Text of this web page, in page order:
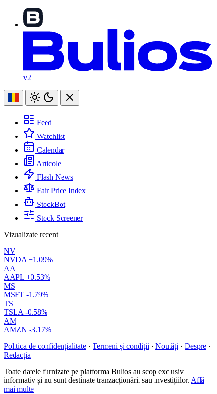
v2
Feed
Watchlist
Calendar
Articole
Flash News
Fair Price Index
StockBot
Stock Screener
Vizualizate recent
NV
NVDA +1.09%
AA
AAPL +0.53%
MS
MSFT -1.79%
TS
TSLA -0.58%
AM
AMZN -3.17%
Politica de confidențialitate · Termeni și condiții · Noutăți · Despre ·
Redacția
Toate datele furnizate pe platforma Bulios au scop exclusiv
informativ și nu sunt destinate tranzacționării sau investițiilor. Află
mai multe